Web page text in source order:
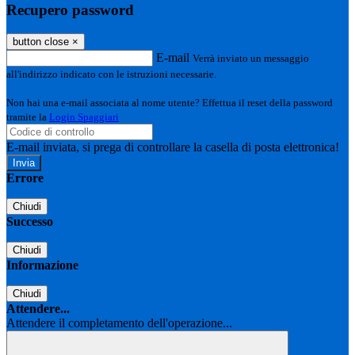
Recupero password
button close ×
E-mail Verrà inviato un messaggio
all'indirizzo indicato con le istruzioni necessarie.
Non hai una e-mail associata al nome utente? Effettua il reset della password
tramite la Login Spaggiari
E-mail inviata, si prega di controllare la casella di posta elettronica!
Errore
Chiudi
Successo
Chiudi
Informazione
Chiudi
Attendere...
Attendere il completamento dell'operazione...